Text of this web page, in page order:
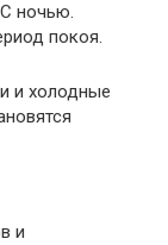
ночью.
покоя.
и холодные
и